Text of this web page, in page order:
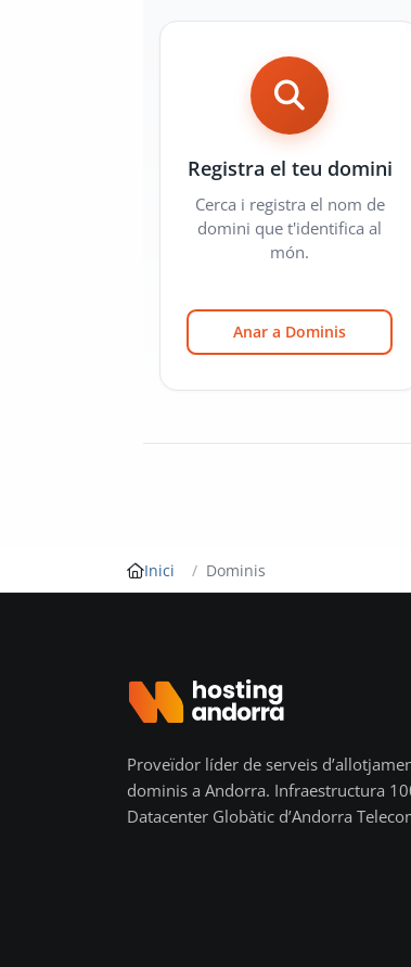
Registra el teu domini
Cerca i registra el nom de
domini que t'identifica al
món.
Anar a Dominis
Inici Dominis
Proveïdor líder de serveis
dominis a Andorra. Infraestructura
Datacenter Globàtic d’Andorra